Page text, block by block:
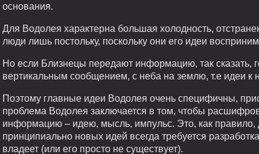
основания.
Для Водолея характерна большая холодность,
люди лишь постольку, поскольку они его идеи
Но если Близнецы передают информацию, так сказать,
вертикальным сообщением, с неба на землю, т.е идеи к
Поэтому главные идеи Водолея очень специфичны,
проблема Водолея заключается в том, чтобы
информацию – идею, мысль, импульс. Это, как правило,
принципиально новых идей всегда требуется
владеет (или его просто не существует).